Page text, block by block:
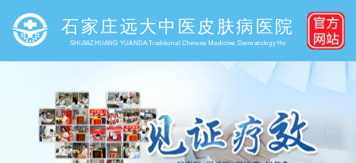
石家庄远大中医皮肤病医院
SHIJIAZHUANG YUANDA Traditional Chinese Medicine Dermatology Ho